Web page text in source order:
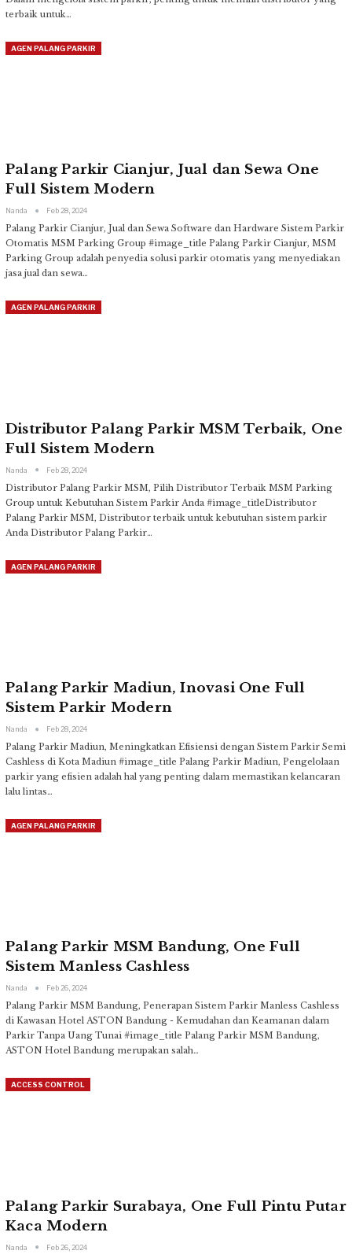
terbaik untuk…
AGEN PALANG PARKIR
Palang Parkir Cianjur, Jual dan Sewa One
Full Sistem Modern
Nanda Feb 28, 2024
Palang Parkir Cianjur, Jual dan Sewa Software dan Hardware Sistem Parkir
Otomatis MSM Parking Group #image_title Palang Parkir Cianjur, MSM
Parking Group adalah penyedia solusi parkir otomatis yang menyediakan
jasa jual dan sewa…
AGEN PALANG PARKIR
Distributor Palang Parkir MSM Terbaik, One
Full Sistem Modern
Nanda Feb 28, 2024
Distributor Palang Parkir MSM, Pilih Distributor Terbaik MSM Parking
Group untuk Kebutuhan Sistem Parkir Anda #image_titleDistributor
Palang Parkir MSM, Distributor terbaik untuk kebutuhan sistem parkir
Anda Distributor Palang Parkir…
AGEN PALANG PARKIR
Palang Parkir Madiun, Inovasi One Full
Sistem Parkir Modern
Nanda Feb 28, 2024
Palang Parkir Madiun, Meningkatkan Efisiensi dengan Sistem Parkir Semi
Cashless di Kota Madiun #image_title Palang Parkir Madiun, Pengelolaan
parkir yang efisien adalah hal yang penting dalam memastikan kelancaran
lalu lintas…
AGEN PALANG PARKIR
Palang Parkir MSM Bandung, One Full
Sistem Manless Cashless
Nanda Feb 26, 2024
Palang Parkir MSM Bandung, Penerapan Sistem Parkir Manless Cashless
di Kawasan Hotel ASTON Bandung - Kemudahan dan Keamanan dalam
Parkir Tanpa Uang Tunai #image_title Palang Parkir MSM Bandung,
ASTON Hotel Bandung merupakan salah…
ACCESS CONTROL
Palang Parkir Surabaya, One Full Pintu Putar
Kaca Modern
Nanda Feb 26, 2024